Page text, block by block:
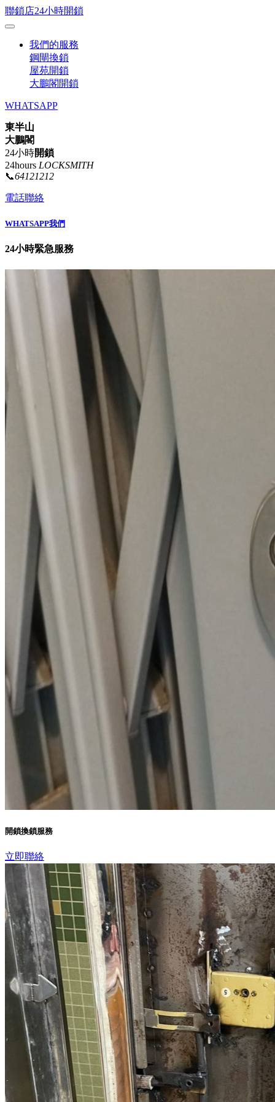
聯鎖店24小時開鎖
我們的服務
鋼閘換鎖
屋苑開鎖
大鵬閣開鎖
WHATSAPP
東半山
大鵬閣
24小時開鎖
24hours LOCKSMITH
📞64121212
電話聯絡
WHATSAPP我們
24小時緊急服務
開鎖換鎖服務
立即聯絡